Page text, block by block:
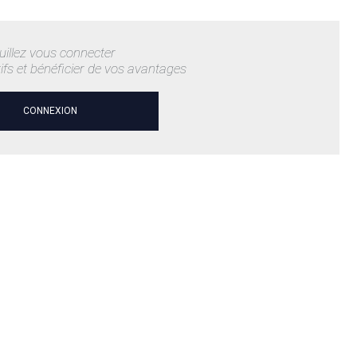
vous connecter
et bénéficier de vos avantages
CONNEXION